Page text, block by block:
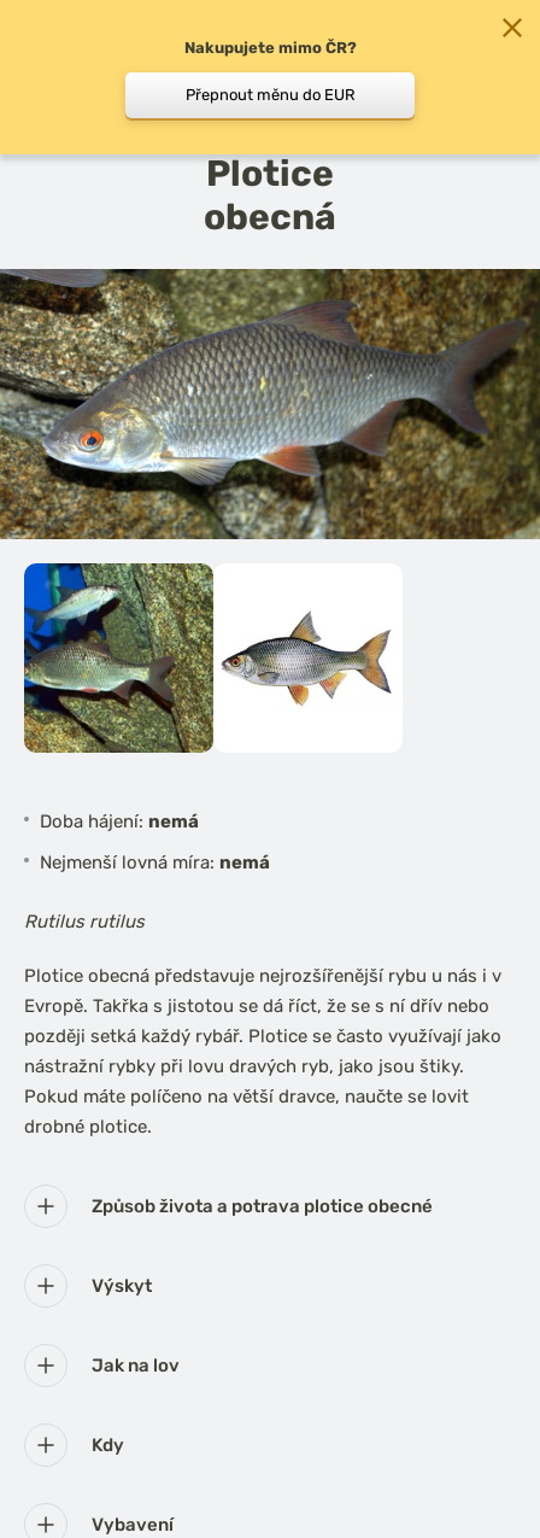
zpět do Atlasu ryb
Plotice
obecná
Doba hájení: nemá
Nejmenší lovná míra: nemá
Rutilus rutilus
Plotice obecná představuje nejrozšířenější rybu u nás i v
Evropě. Takřka s jistotou se dá říct, že se s ní dřív nebo
později setká každý rybář. Plotice se často využívají jako
nástražní rybky při lovu dravých ryb, jako jsou štiky.
Pokud máte políčeno na větší dravce, naučte se lovit
drobné plotice.
Způsob života a potrava plotice obecné
Výskyt
Jak na lov
Kdy
Vybavení
Nakupujete mimo ČR?
Přepnout měnu do EUR